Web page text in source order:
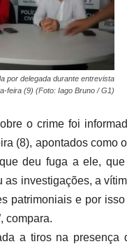
por delegada durante entrevista
feira (9) (Foto: Iago Bruno / G1)
o crime foi
(8), apontados como
deu fuga a ele,
as investigações, a
patrimoniais e por
compara.
a tiros na